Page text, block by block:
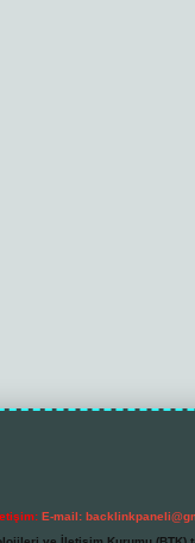
E-mail: